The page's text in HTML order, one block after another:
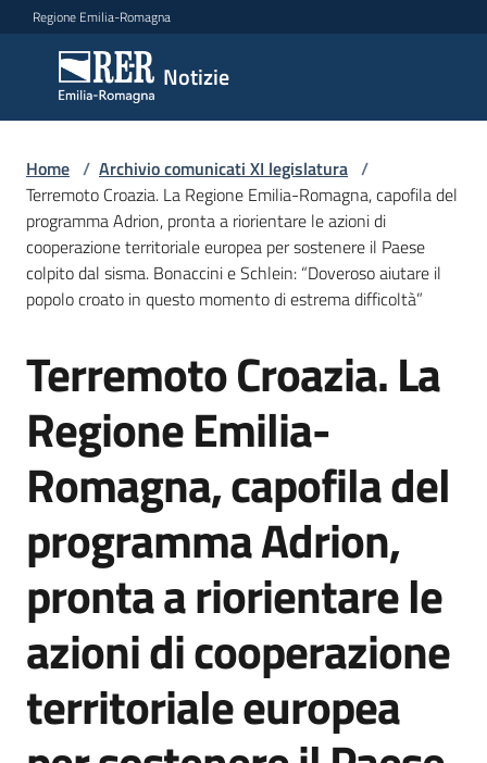
Vai al contenuto
Vai alla navigazione
Vai al footer
Regione Emilia-Romagna
Notizie
Notizie
Comunicati
stampa
Cerca
un
comunicato
Risorse
Agenzia
di
informazione
comunicazione
Seguici
su
Home / Archivio comunicati XI legislatura /
Terremoto Croazia. La Regione Emilia-Romagna, capofila del
programma Adrion, pronta a riorientare le azioni di
cooperazione territoriale europea per sostenere il Paese
colpito dal sisma. Bonaccini e Schlein: “Doveroso aiutare il
popolo croato in questo momento di estrema difficoltà”
Salta al contenuto
Terremoto Croazia. La
Regione Emilia-
Romagna, capofila del
programma Adrion,
pronta a riorientare le
azioni di cooperazione
territoriale europea